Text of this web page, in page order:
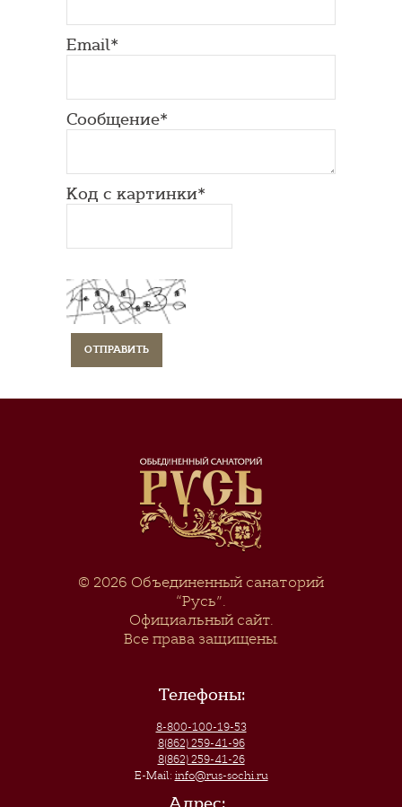
Email*
Сообщение*
Код с картинки*
© 2026 Объединенный санаторий
“Русь”.
Официальный сайт.
Все права защищены.
Телефоны:
8-800-100-19-53
8(862) 259-41-96
8(862) 259-41-26
E-Mail: info@rus-sochi.ru